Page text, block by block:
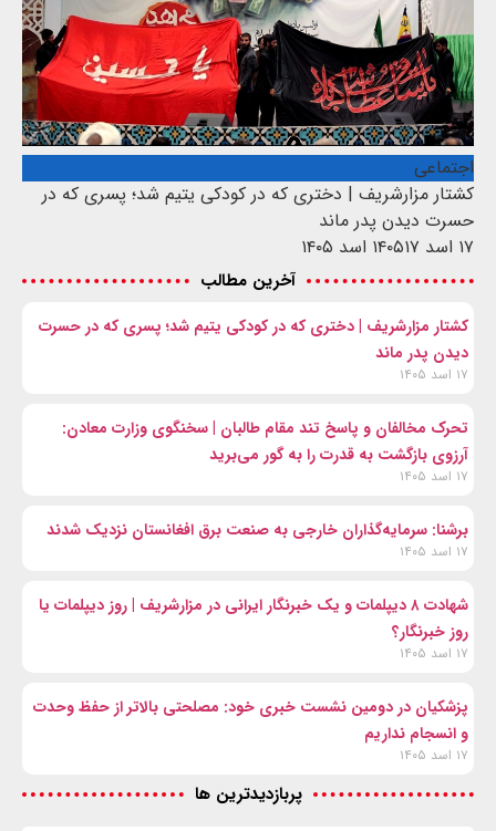
اجتماعی
کشتار مزارشریف | دختری که در کودکی یتیم شد؛ پسری که در
حسرت دیدن پدر ماند
۱۷ اسد ۱۴۰۵
۱۷ اسد ۱۴۰۵
آخرین مطالب
کشتار مزارشریف | دختری که در کودکی یتیم شد؛ پسری که در حسرت
دیدن پدر ماند
۱۷ اسد ۱۴۰۵
تحرک مخالفان و پاسخ تند مقام طالبان | سخنگوی وزارت معادن:
آرزوی بازگشت به قدرت را به گور می‌برید
۱۷ اسد ۱۴۰۵
برشنا: سرمایه‌گذاران خارجی به صنعت برق افغانستان نزدیک شدند
۱۷ اسد ۱۴۰۵
شهادت ۸ دیپلمات و یک خبرنگار ایرانی در مزارشریف | روز دیپلمات یا
روز خبرنگار؟
۱۷ اسد ۱۴۰۵
پزشکیان در دومین نشست خبری خود: مصلحتی بالاتر از حفظ وحدت
و انسجام نداریم
۱۷ اسد ۱۴۰۵
پربازدیدترین ها